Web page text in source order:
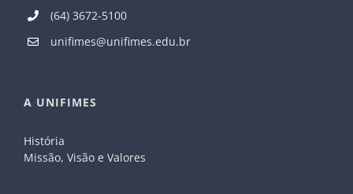
(64) 3672-5100
unifimes@unifimes.edu.br
A UNIFIMES
História
Missão, Visão e Valores